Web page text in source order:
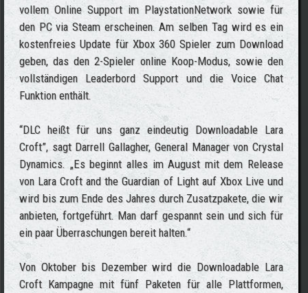
vollem Online Support im PlaystationNetwork sowie für
den PC via Steam erscheinen. Am selben Tag wird es ein
kostenfreies Update für Xbox 360 Spieler zum Download
geben, das den 2-Spieler online Koop-Modus, sowie den
vollständigen Leaderbord Support und die Voice Chat
Funktion enthält.
“DLC heißt für uns ganz eindeutig Downloadable Lara
Croft”, sagt Darrell Gallagher, General Manager von Crystal
Dynamics. „Es beginnt alles im August mit dem Release
von Lara Croft and the Guardian of Light auf Xbox Live und
wird bis zum Ende des Jahres durch Zusatzpakete, die wir
anbieten, fortgeführt. Man darf gespannt sein und sich für
ein paar Überraschungen bereit halten.“
Von Oktober bis Dezember wird die Downloadable Lara
Croft Kampagne mit fünf Paketen für alle Plattformen,